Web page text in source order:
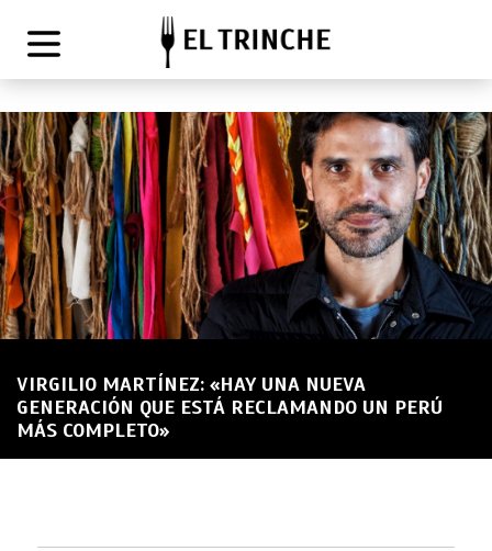
VIRGILIO MARTÍNEZ: «HAY UNA NUEVA
GENERACIÓN QUE ESTÁ RECLAMANDO UN PERÚ
MÁS COMPLETO»